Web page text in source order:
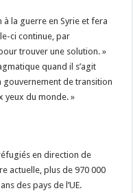
à la guerre en Syrie et fera
ci continue, par
trouver une solution. »
quand il s’agit
gouvernement de transition
yeux du monde. »
en direction de
actuelle, plus de 970 000
des pays de l’UE.